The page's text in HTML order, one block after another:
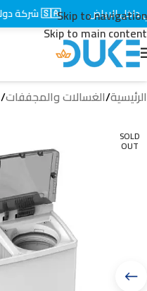
Skip to navigation
Skip to main content
الرئيسية/الغسالات والمجففات/
SOLD
OUT
الرياض 🇸🇦 شركة دوك الوكيل المعتمد بالسعودية